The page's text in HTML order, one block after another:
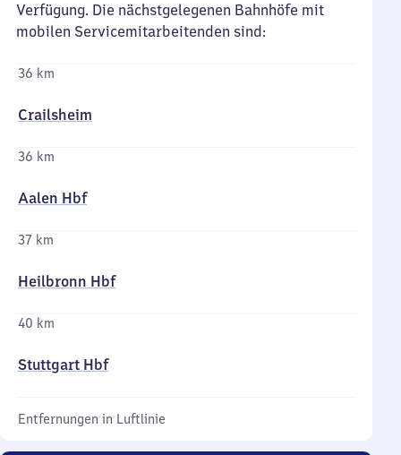
Verfügung. Die nächstgelegenen Bahnhöfe mit
mobilen Servicemitarbeitenden sind:
36 km
Crailsheim
36 km
Aalen Hbf
37 km
Heilbronn Hbf
40 km
Stuttgart Hbf
Entfernungen in Luftlinie